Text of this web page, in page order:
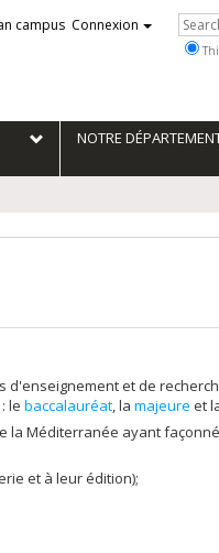
campus Connexion
NOTRE
et de
le baccalauréat, la majeure et
Méditerranée ayant
et à leur édition);